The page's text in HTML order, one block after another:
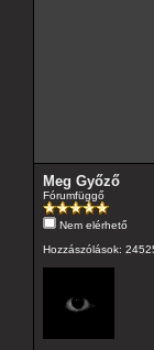
Meg Győző
Fórumfüggő
Nem elérhető
Hozzászólások: